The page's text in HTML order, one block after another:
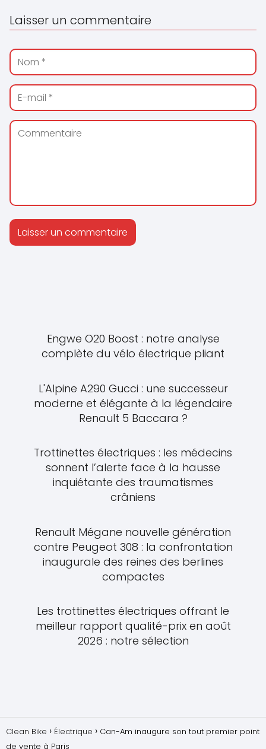
Laisser un commentaire
Engwe O20 Boost : notre analyse
complète du vélo électrique pliant
L'Alpine A290 Gucci : une successeur
moderne et élégante à la légendaire
Renault 5 Baccara ?
Trottinettes électriques : les médecins
sonnent l’alerte face à la hausse
inquiétante des traumatismes
crâniens
Renault Mégane nouvelle génération
contre Peugeot 308 : la confrontation
inaugurale des reines des berlines
compactes
Les trottinettes électriques offrant le
meilleur rapport qualité-prix en août
2026 : notre sélection
Clean Bike Électrique
Can-Am inaugure son tout premier point
de vente à Paris